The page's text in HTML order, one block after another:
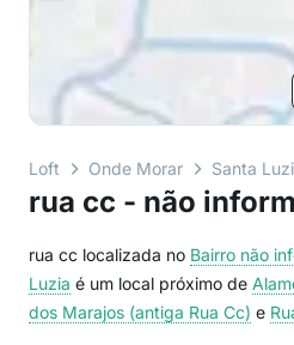
Loft Onde Morar Santa
rua cc - não
rua cc localizada no Bairro não
Luzia é um local próximo de
dos Marajos (antiga Rua Cc) e